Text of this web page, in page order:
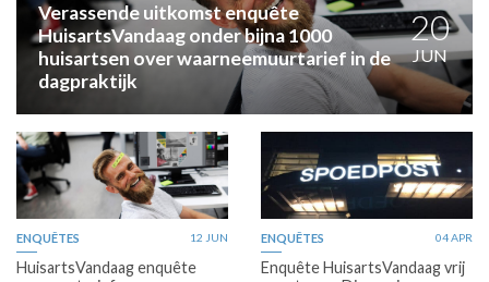
Verassende uitkomst enquête
HuisartsVandaag onder bijna 1000
huisartsen over waarneemuurtarief in de
dagpraktijk
20
JUN
ENQUÊTES 12 JUN
HuisartsVandaag enquête
ENQUÊTES 04 APR
Enquête HuisartsVandaag vrij